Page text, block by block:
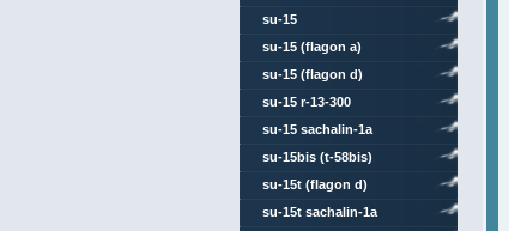
su-15
su-15 (flagon a)
su-15 (flagon d)
su-15 r-13-300
su-15 sachalin-1a
su-15bis (t-58bis)
su-15t (flagon d)
su-15t sachalin-1a